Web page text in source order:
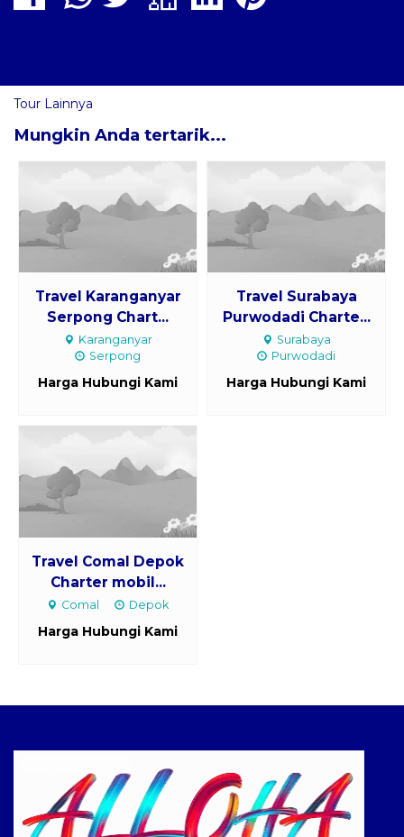
Tour Lainnya
Mungkin Anda tertarik...
Travel Karanganyar
Serpong Chart...
Karanganyar
Serpong
Harga Hubungi Kami
Travel Surabaya
Purwodadi Charte...
Surabaya
Purwodadi
Harga Hubungi Kami
Travel Comal Depok
Charter mobil...
Comal Depok
Harga Hubungi Kami